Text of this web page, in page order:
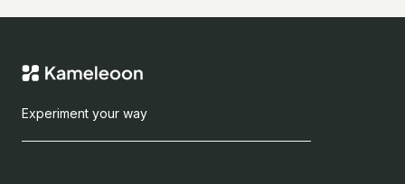
Experiment your way